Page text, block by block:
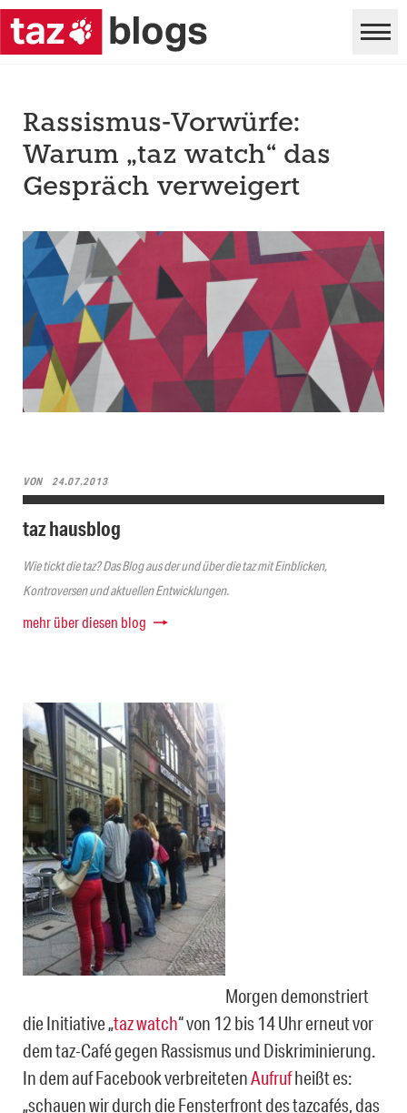
Rassismus-Vorwürfe:
Warum „taz watch“ das
Gespräch verweigert
VON 24.07.2013
taz hausblog
Wie tickt die taz? Das Blog aus der und über die taz mit Einblicken,
Kontroversen und aktuellen Entwicklungen.
mehr über diesen blog
Morgen demonstriert
die Initiative „taz watch“ von 12 bis 14 Uhr erneut vor
dem taz-Café gegen Rassismus und Diskriminierung.
In dem auf Facebook verbreitetenAufrufheißt es:
„schauen wir durch die Fensterfront des tazcafés, das